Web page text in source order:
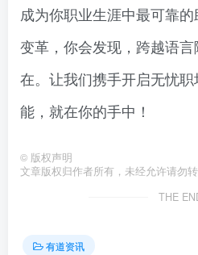
成为你职业生涯中最可靠
变革，你会发现，跨越语
在。让我们携手开启无忧
能，就在你的手中！
© 版权声明
文章版权归作者所有，未经允许请勿转
THE
有道资讯